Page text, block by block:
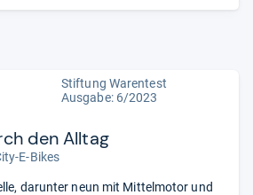
Stiftung Warentest
Ausgabe: 6/2023
den Alltag
E-Bikes
darunter neun mit Mittelmotor und